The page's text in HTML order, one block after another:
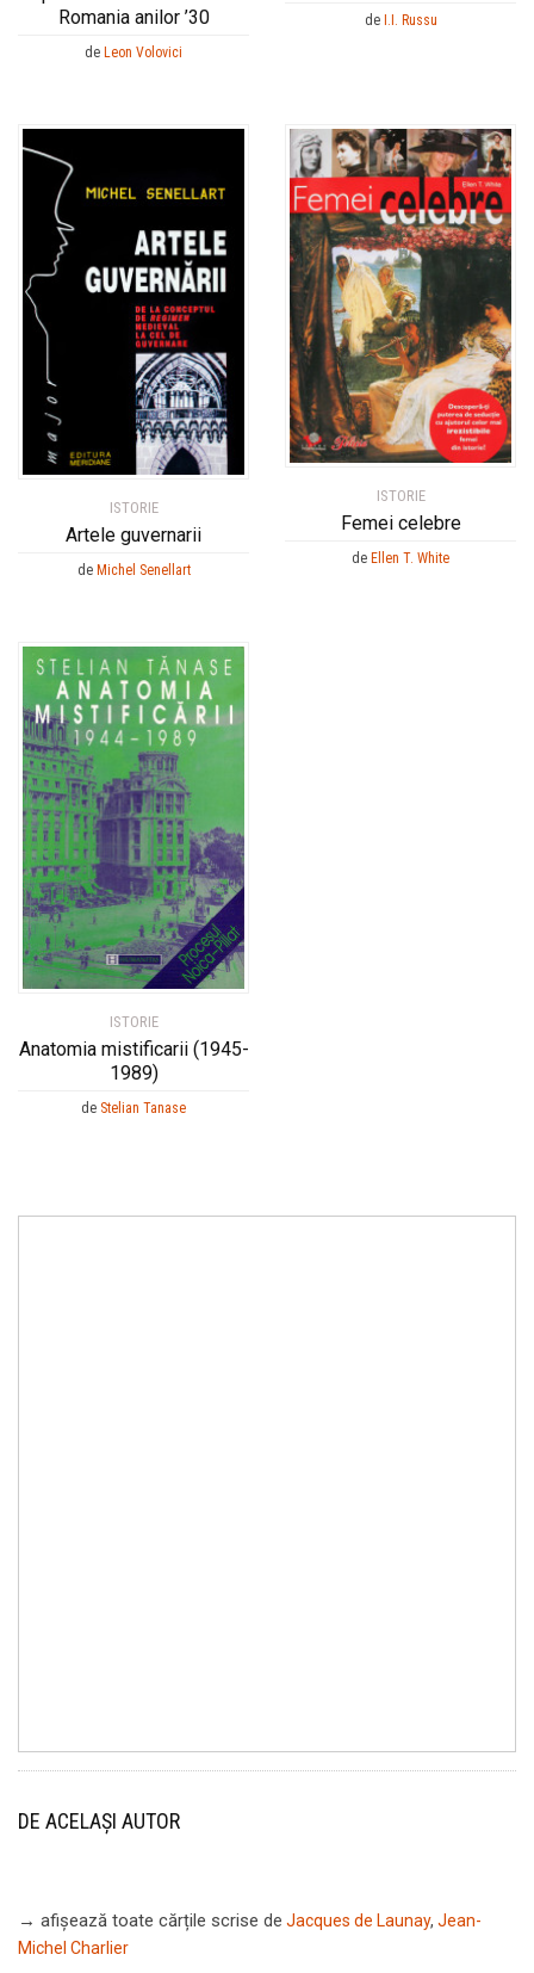
Romania anilor ’30
de Leon Volovici
de I.I. Russu
ISTORIE
Artele guvernarii
de Michel Senellart
ISTORIE
Femei celebre
de Ellen T. White
ISTORIE
Anatomia mistificarii (1945-
1989)
de Stelian Tanase
DE ACELAȘI AUTOR
→ afișează toate cărțile scrise de Jacques de Launay, Jean-
Michel Charlier